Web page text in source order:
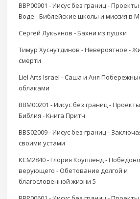
BBP00901 - Иисус без границ -
Воде - Библейские школы и миссия в
Сергей Лукьянов - Бахни из пушки
Тимур Хуснутдинов - Невероятное -
смерти
Liel Arts Israel - Саша и Аня
облаками
BBM00201 - Иисус без границ -
Библия - Книга Притч
BBS02009 - Иисус без границ -
своими устами
KCM2840 - Глория Коупленд -
верующего - Обетование долгой и
благословенной жизни 5